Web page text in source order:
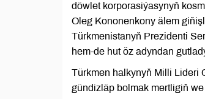
döwlet korporasiýasynyň
Oleg Kononenkony älem
Türkmenistanyň Prezidenti
hem-de hut öz adyndan
Türkmen halkynyň Milli Lideri
gündizläp bolmak mertligiň